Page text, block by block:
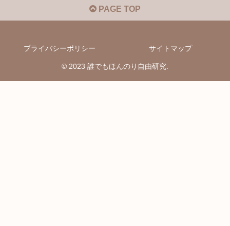
PAGE TOP
プライバシーポリシー サイトマップ
© 2023 誰でもほんのり自由研究.